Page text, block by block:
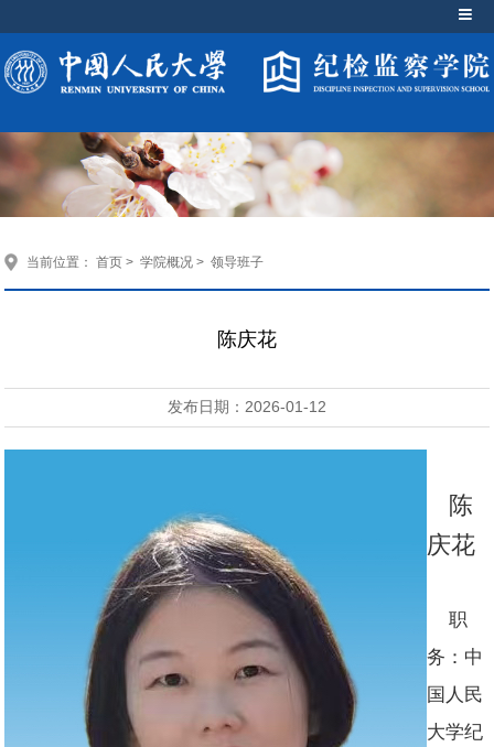
当前位置：首页 >学院概况 >领导班子
陈庆花
发布日期：2026-01-12
陈
庆花
职
务：中
国人民
大学纪